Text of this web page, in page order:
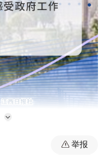
举报